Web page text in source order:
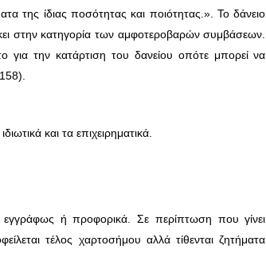
της ίδιας ποσότητας και ποιότητας.». Το δάνειο
στην κατηγορία των αμφοτεροβαρών συμβάσεων.
για την κατάρτιση του δανείου οπότε μπορεί να
και τα επιχειρηματικά.
ή προφορικά. Σε περίπτωση που γίνει
τέλος χαρτοσήμου αλλά τίθενται ζητήματα